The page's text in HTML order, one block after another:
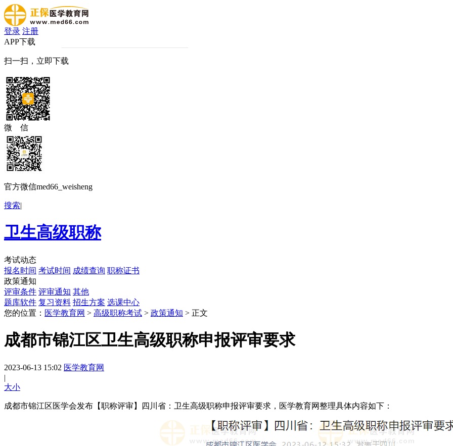
登录 注册
APP下载
扫一扫，立即下载
微 信
官方微信med66_weisheng
搜索|
卫生高级职称
考试动态
报名时间 考试时间 成绩查询 职称证书
政策通知
评审条件 评审通知 其他
题库软件 复习资料 招生方案 选课中心
您的位置： 医学教育网 > 高级职称考试 > 政策通知 > 正文
成都市锦江区卫生高级职称申报评审要求
2023-06-13 15:02 医学教育网
|
大小
成都市锦江区医学会发布【职称评审】四川省：卫生高级职称申报评审要求，医学教育网整理具体内容如下：